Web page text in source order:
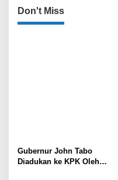
Don't Miss
Gubernur John Tabo
Diadukan ke KPK Oleh